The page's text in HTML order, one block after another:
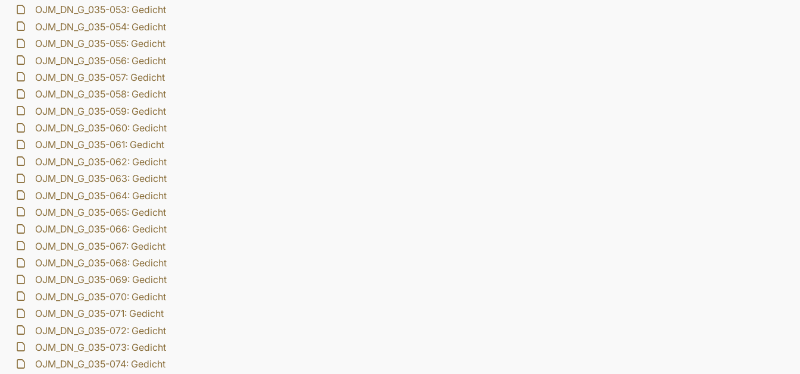
OJM_DN_G_035-053: Gedicht
OJM_DN_G_035-054: Gedicht
OJM_DN_G_035-055: Gedicht
OJM_DN_G_035-056: Gedicht
OJM_DN_G_035-057: Gedicht
OJM_DN_G_035-058: Gedicht
OJM_DN_G_035-059: Gedicht
OJM_DN_G_035-060: Gedicht
OJM_DN_G_035-061: Gedicht
OJM_DN_G_035-062: Gedicht
OJM_DN_G_035-063: Gedicht
OJM_DN_G_035-064: Gedicht
OJM_DN_G_035-065: Gedicht
OJM_DN_G_035-066: Gedicht
OJM_DN_G_035-067: Gedicht
OJM_DN_G_035-068: Gedicht
OJM_DN_G_035-069: Gedicht
OJM_DN_G_035-070: Gedicht
OJM_DN_G_035-071: Gedicht
OJM_DN_G_035-072: Gedicht
OJM_DN_G_035-073: Gedicht
OJM_DN_G_035-074: Gedicht